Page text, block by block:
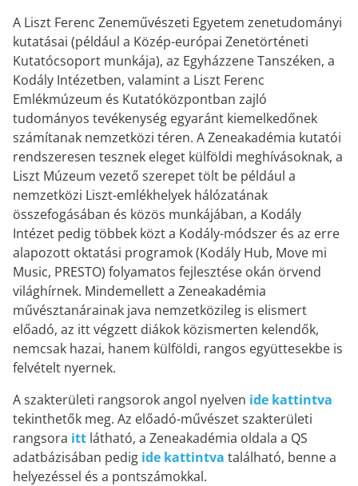
A Liszt Ferenc Zeneművészeti Egyetem zenetudományi
kutatásai (például a Közép-európai Zenetörténeti
Kutatócsoport munkája), az Egyházzene Tanszéken, a
Kodály Intézetben, valamint a Liszt Ferenc
Emlékmúzeum és Kutatóközpontban zajló
tudományos tevékenység egyaránt kiemelkedőnek
számítanak nemzetközi téren. A Zeneakadémia kutatói
rendszeresen tesznek eleget külföldi meghívásoknak, a
Liszt Múzeum vezető szerepet tölt be például a
nemzetközi Liszt-emlékhelyek hálózatának
összefogásában és közös munkájában, a Kodály
Intézet pedig többek közt a Kodály-módszer és az erre
alapozott oktatási programok (Kodály Hub, Move mi
Music, PRESTO) folyamatos fejlesztése okán örvend
világhírnek. Mindemellett a Zeneakadémia
művésztanárainak java nemzetközileg is elismert
előadó, az itt végzett diákok közismerten kelendők,
nemcsak hazai, hanem külföldi, rangos együttesekbe is
felvételt nyernek.
A szakterületi rangsorok angol nyelven ide kattintva
tekinthetők meg. Az előadó-művészet szakterületi
rangsora itt látható, a Zeneakadémia oldala a QS
adatbázisában pedig ide kattintva található, benne a
helyezéssel és a pontszámokkal.